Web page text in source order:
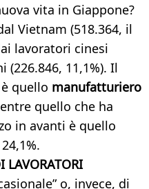
vita in Giappone?
Vietnam (518.364, il
lavoratori cinesi
(226.846, 11,1%). Il
quello manufatturiero
quello che ha
in avanti è quello
o, invece, di